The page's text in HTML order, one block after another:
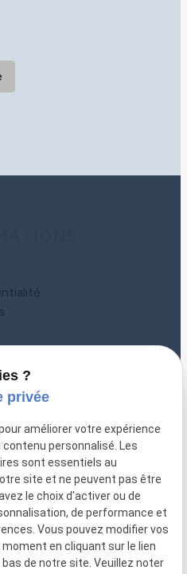
78 92
?
privée
améliorer votre expérience
personnalisé. Les
sont essentiels au
site et ne peuvent pas être
le choix d'activer ou de
de performance et
Vous pouvez modifier vos
en cliquant sur le lien
de notre site. Veuillez noter